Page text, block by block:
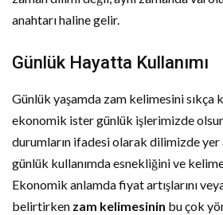
anahtarı haline gelir.
Günlük Hayatta Kullanımı
Günlük yaşamda zam kelimesini sıkça
ekonomik ister günlük işlerimizde
durumların ifadesi olarak dilimizde yer
günlük kullanımda esnekliğini ve
Ekonomik anlamda fiyat artışlarını
belirtirken zam kelimesinin bu çok